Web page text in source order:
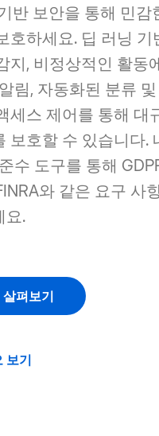
반 보안을 통해 민감
호하세요. 딥 러닝 기
지, 비정상적인 활동
림, 자동화된 분류 및
세스 제어를 통해 대
보호할 수 있습니다.
수 도구를 통해
와 같은 요구 사
요.
살펴보기
보기